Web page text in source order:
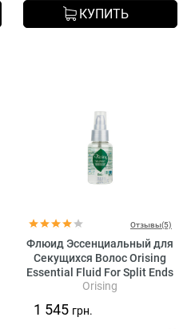
КУПИТЬ
Отзывы(5)
Флюид Эссенциальный для
Секущихся Волос Orising
Essential Fluid For Split Ends
Orising
1 545 грн.